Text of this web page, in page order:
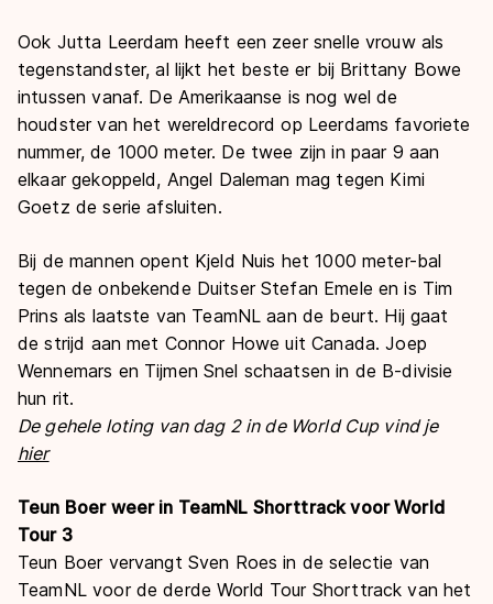
Ook Jutta Leerdam heeft een zeer snelle vrouw als
tegenstandster, al lijkt het beste er bij Brittany Bowe
intussen vanaf. De Amerikaanse is nog wel de
houdster van het wereldrecord op Leerdams favoriete
nummer, de 1000 meter. De twee zijn in paar 9 aan
elkaar gekoppeld, Angel Daleman mag tegen Kimi
Goetz de serie afsluiten.
Bij de mannen opent Kjeld Nuis het 1000 meter-bal
tegen de onbekende Duitser Stefan Emele en is Tim
Prins als laatste van TeamNL aan de beurt. Hij gaat
de strijd aan met Connor Howe uit Canada. Joep
Wennemars en Tijmen Snel schaatsen in de B-divisie
hun rit.
De gehele loting van dag 2 in de World Cup vind je
hier
Teun Boer weer in TeamNL Shorttrack voor World
Tour 3
Teun Boer vervangt Sven Roes in de selectie van
TeamNL voor de derde World Tour Shorttrack van het